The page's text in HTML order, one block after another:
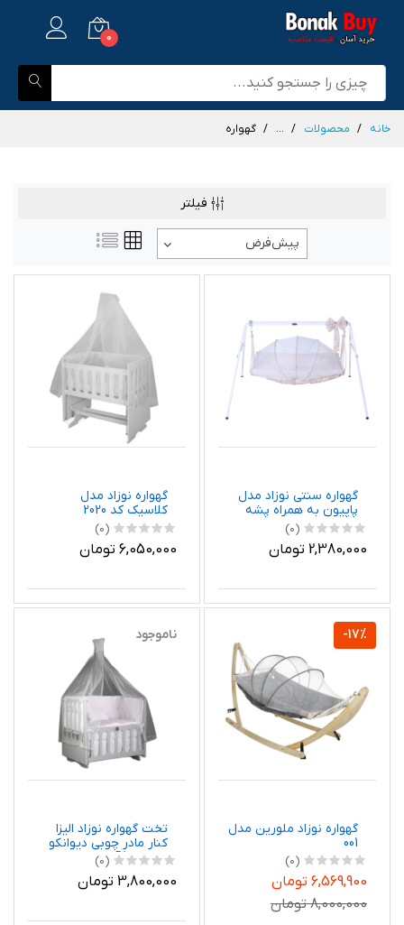
0
خانه محصولات ... گهواره
فیلتر
پیش‌فرض
گهواره سنتی نوزاد مدل
پاپیون به همراه پشه
بند
(0)
2,380,000 تومان
گهواره نوزاد مدل
کلاسیک کد 2020
(0)
6,050,000 تومان
-17%
گهواره نوزاد ملورین مدل
001
(0)
6,569,900 تومان
8,000,000 تومان
ناموجود
تخت گهواره نوزاد الیزا
کنار مادر چوبی دیوانکو
Divancoo رنگ سفید
(0)
3,800,000 تومان